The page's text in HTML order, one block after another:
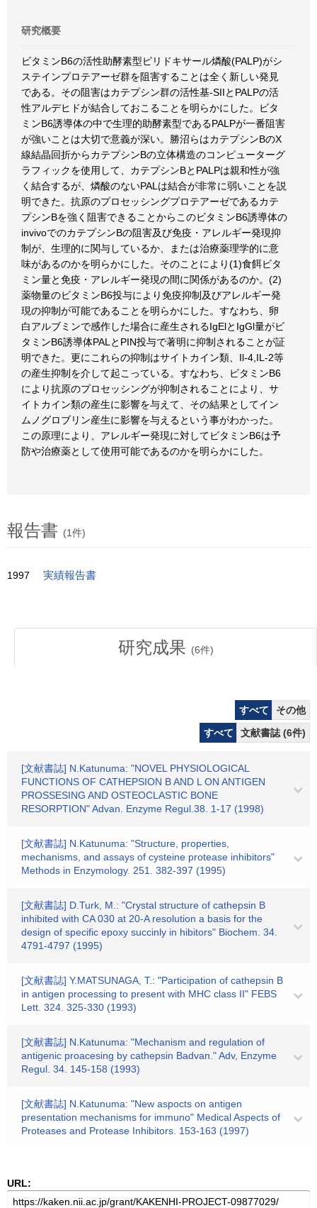
研究概要
ビタミンB6の活性助酵素型ピリドキサール燐酸(PALP)がシ
ステインプロテアーゼ群を阻害することは全く新しい発見
である。その阻害はカテプシン群の活性基-SIIとPALPの活
性アルデヒドが結合しておこることを明らかにした。ビタ
ミンB6誘導体の中で生理的助酵素型であるPALPが一番阻害
が強いことは大切で意義が深い。勝沼らはカテプシンBのX
線結晶回折からカテプシンBの立体構造のコンピューターグ
ラフィックを使用して、カテプシンBとPALPは親和性が強
く結合するが、燐酸のないPALは結合が非常に弱いことを説
明できた。抗原のプロセッシングプロテアーゼであるカテ
プシンBを強く阻害できることからこのビタミンB6誘導体の
invivoでのカテプシンBの阻害及び免疫・アレルギー発現抑
制が、生理的に関与しているか、または治療薬理学的に意
味があるのかを明らかにした。そのことにより(1)食餌ビタ
ミン量と免疫・アレルギー発現の間に関係があるのか。(2)
薬物量のビタミンB6投与により免疫抑制及びアレルギー発
現の抑制が可能であることを明らかにした。すなわち、卵
白アルブミンで感作した場合に産生されるIgElとIgGl量がビ
タミンB6誘導体PALとPIN投与で著明に抑制されることが証
明できた。更にこれらの抑制はサイトカイン類、Il-4,IL-2等
の産生抑制を介して起こっている。すなわち、ビタミンB6
により抗原のプロセッシングが抑制されることにより、サ
イトカイン類の産生に影響を与えて、その結果としてイン
ムノグロブリン産生に影響を与えるという事がわかった。
この原理により、アレルギー発現に対してビタミンB6は予
防や治療薬として使用可能であるのかを明らかにした。
報告書 (1件)
1997 実績報告書
研究成果 (6件)
すべて
その他
すべて
文献書誌 (6件)
[文献書誌] N.Katunuma: "NOVEL PHYSIOLOGICAL
FUNCTIONS OF CATHEPSION B AND L ON ANTIGEN
PROSSESING AND OSTEOCLASTIC BONE
RESORPTION" Advan. Enzyme Regul.38. 1-17 (1998)
[文献書誌] N.Katunuma: "Structure, properties,
mechanisms, and assays of cysteine protease inhibitors"
Methods in Enzymology. 251. 382-397 (1995)
[文献書誌] D.Turk, M.: "Crystal structure of cathepsin B
inhibited with CA 030 at 20-A resolution a basis for the
design of specific epoxy succinly in hibitors" Biochem. 34.
4791-4797 (1995)
[文献書誌] Y.MATSUNAGA, T.: "Participation of cathepsin B
in antigen processing to present with MHC class II" FEBS
Lett. 324. 325-330 (1993)
[文献書誌] N.Katunuma: "Mechanism and regulation of
antigenic proacesing by cathepsin Badvan." Adv, Enzyme
Regul. 34. 145-158 (1993)
[文献書誌] N.Katunuma: "New aspocts on antigen
presentation mechanisms for immuno" Medical Aspects of
Proteases and Protease Inhibitors. 153-163 (1997)
URL: